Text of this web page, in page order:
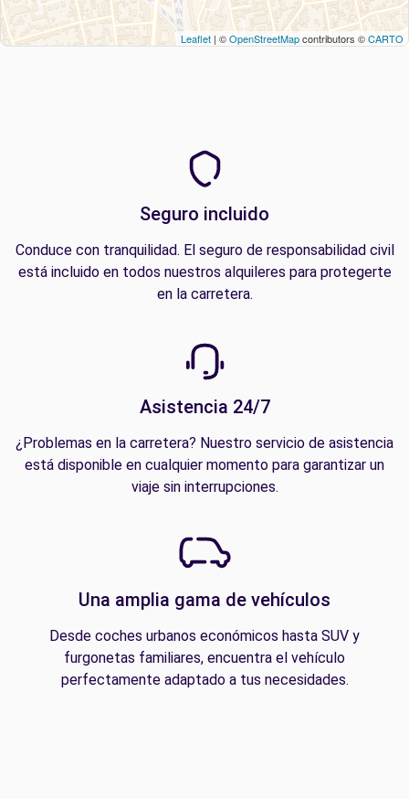
Leaflet | ©OpenStreetMapcontributors ©CARTO
Seguro incluido
Conduce con tranquilidad. El seguro de responsabilidad civil
está incluido en todos nuestros alquileres para protegerte
en la carretera.
Asistencia 24/7
¿Problemas en la carretera? Nuestro servicio de asistencia
está disponible en cualquier momento para garantizar un
viaje sin interrupciones.
Una amplia gama de vehículos
Desde coches urbanos económicos hasta SUV y
furgonetas familiares, encuentra el vehículo
perfectamente adaptado a tus necesidades.